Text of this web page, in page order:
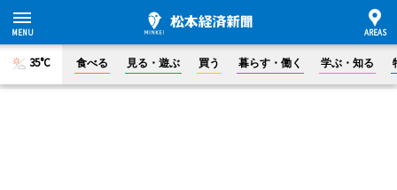
35°C 食べる 見る・遊ぶ 買う 暮らす・働く 学ぶ・知る